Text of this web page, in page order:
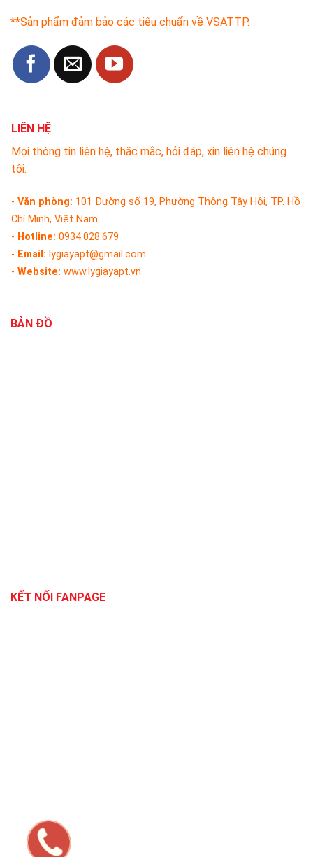
**Sản phẩm đảm bảo các tiêu chuẩn về VSATTP.
LIÊN HỆ
Mọi thông tin liên hệ, thắc mắc, hỏi đáp, xin liên hệ chúng
tôi:
- Văn phòng: 101 Đường số 19, Phường Thông Tây Hội, TP. Hồ
Chí Minh, Việt Nam.
- Hotline: 0934.028.679
- Email: lygiayapt@gmail.com
- Website: www.lygiayapt.vn
BẢN ĐỒ
KẾT NỐI FANPAGE